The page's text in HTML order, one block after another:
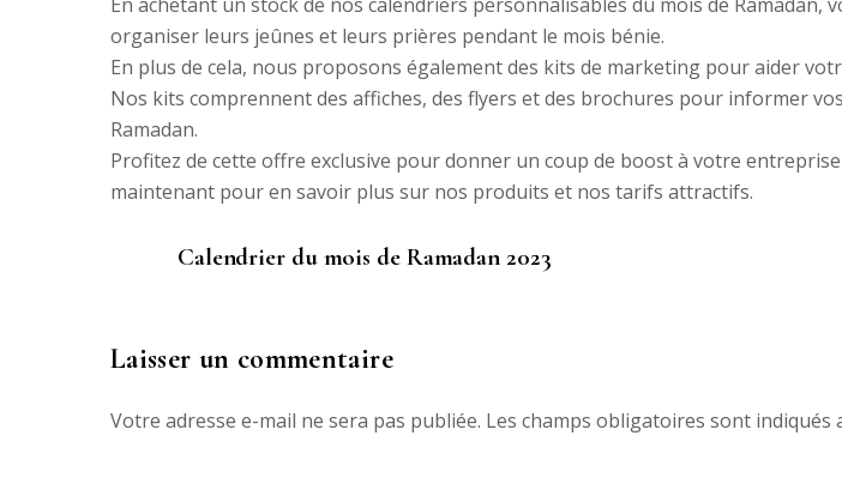
organiser leurs jeûnes et leurs prières pendant le mois bénie.
En plus de cela, nous proposons également des kits de marketing pour aider
Nos kits comprennent des affiches, des flyers et des brochures pour informer
Ramadan.
Profitez de cette offre exclusive pour donner un coup de boost à votre
maintenant pour en savoir plus sur nos produits et nos tarifs attractifs.
Calendrier du mois de Ramadan 2023
Laisser un commentaire
Votre adresse e-mail ne sera pas publiée. Les champs obligatoires sont indiqués